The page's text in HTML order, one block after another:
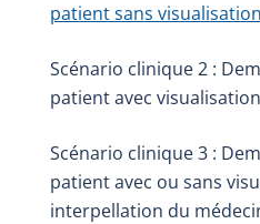
patient sans
Scénario clinique 2 :
patient avec
Scénario clinique 3 :
patient avec ou sans
interpellation du